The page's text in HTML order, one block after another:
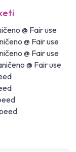
@ Fair use
@ Fair use
@ Fair use
@ Fair use